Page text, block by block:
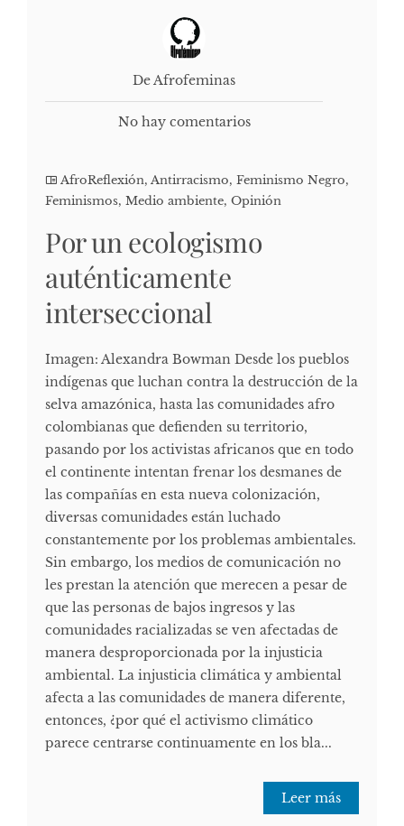
De Afrofeminas
No hay comentarios
AfroReflexión, Antirracismo, Feminismo Negro,
Feminismos, Medio ambiente, Opinión
Por un ecologismo
auténticamente
interseccional
Imagen: Alexandra Bowman Desde los pueblos
indígenas que luchan contra la destrucción de la
selva amazónica, hasta las comunidades afro
colombianas que defienden su territorio,
pasando por los activistas africanos que en todo
el continente intentan frenar los desmanes de
las compañías en esta nueva colonización,
diversas comunidades están luchado
constantemente por los problemas ambientales.
Sin embargo, los medios de comunicación no
les prestan la atención que merecen a pesar de
que las personas de bajos ingresos y las
comunidades racializadas se ven afectadas de
manera desproporcionada por la injusticia
ambiental. La injusticia climática y ambiental
afecta a las comunidades de manera diferente,
entonces, ¿por qué el activismo climático
parece centrarse continuamente en los bla...
Leer más